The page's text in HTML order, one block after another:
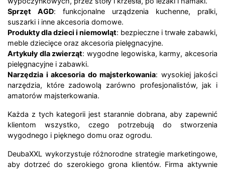
Sprzęt AGD: funkcjonalne urządzenia kuchenne, pralki,
suszarki i inne akcesoria domowe.
Produkty dla dzieci i niemowląt: bezpieczne i trwałe zabawki,
meble dziecięce oraz akcesoria pielęgnacyjne.
Artykuły dla zwierząt: wygodne legowiska, karmy, akcesoria
pielęgnacyjne i zabawki.
Narzędzia i akcesoria do majsterkowania: wysokiej jakości
narzędzia, które zadowolą zarówno profesjonalistów, jak i
amatorów majsterkowania.
Każda z tych kategorii jest starannie dobrana, aby zapewnić
klientom wszystko, czego potrzebują do stworzenia
wygodnego i pięknego domu oraz ogrodu.
DeubaXXL wykorzystuje różnorodne strategie marketingowe,
aby dotrzeć do szerokiego grona klientów. Firma aktywnie